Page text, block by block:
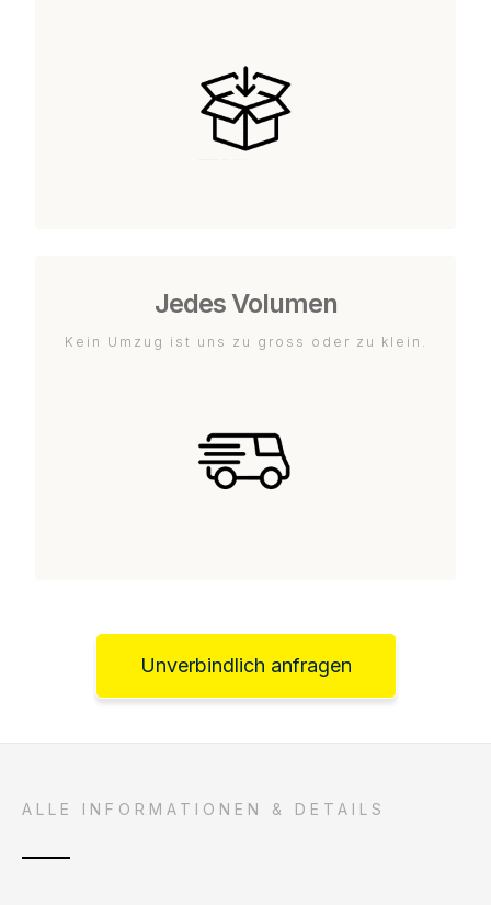
Jedes Volumen
Kein Umzug ist uns zu gross oder zu klein.
Unverbindlich anfragen
ALLE INFORMATIONEN & DETAILS